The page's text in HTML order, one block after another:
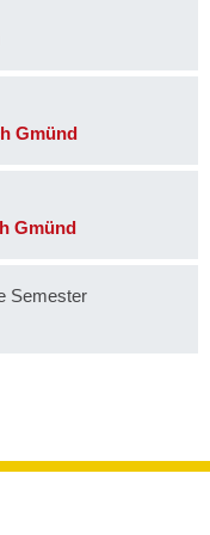
Gmünd
Gmünd
Semester